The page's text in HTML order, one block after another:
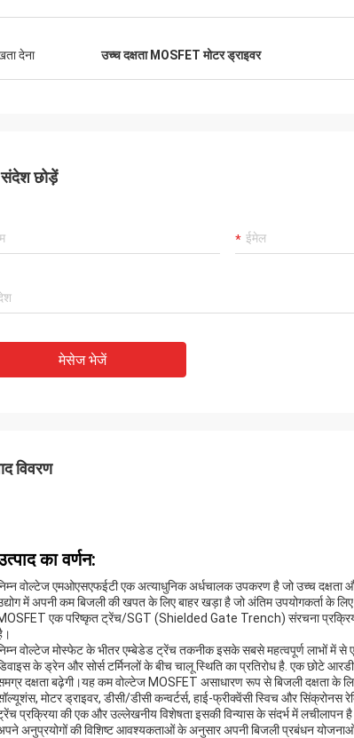
देना उच्च दक्षता MOSFET मोटर ड्राइवर
छोड़ें
मेसेज भेजें
विवरण
का वर्णन:
वोल्टेज एमओएसएफईटी एक अत्याधुनिक अर्धचालक उपकरण है जो उच्च दक्षता
में अपनी कम बिजली की खपत के लिए बाहर खड़ा है जो अंतिम उपयोगकर्ता के
एक परिष्कृत ट्रेंच/SGT (Shielded Gate Trench) संरचना प्रक्रिया
वोल्टेज मोस्फेट के भीतर एम्बेडेड ट्रेंच तकनीक इसके सबसे महत्वपूर्ण लाभों में
के ड्रेन और सोर्स टर्मिनलों के बीच चालू स्थिति का प्रतिरोध है. एक छोटे
दक्षता बढ़ेगी।यह कम वोल्टेज MOSFET असाधारण रूप से बिजली दक्षता के
मोटर ड्राइवर, डीसी/डीसी कन्वर्टर्स, हाई-फ्रीक्वेंसी स्विच और सिंक्रोनस
प्रक्रिया की एक और उल्लेखनीय विशेषता इसकी विन्यास के संदर्भ में लचीलापन
अनुप्रयोगों की विशिष्ट आवश्यकताओं के अनुसार अपनी बिजली प्रबंधन